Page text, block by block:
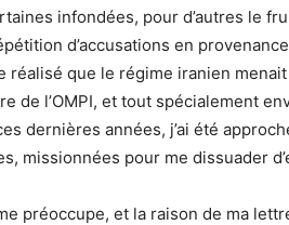
infondées, pour d’autres le
d’accusations en
réalisé que le régime iranien
de l’OMPI, et tout spécialement
dernières années, j’ai été
missionnées pour me dissuader
préoccupe, et la raison de ma